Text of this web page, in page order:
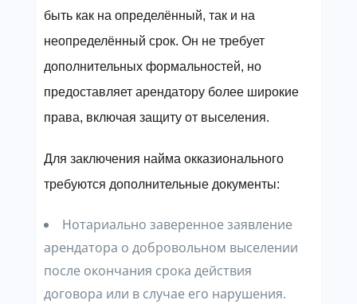
быть как на определённый, так и на
неопределённый срок. Он не требует
дополнительных формальностей, но
предоставляет арендатору более широкие
права, включая защиту от выселения.
Для заключения найма окказионального
требуются дополнительные документы:
Нотариально заверенное заявление
арендатора о добровольном выселении
после окончания срока действия
договора или в случае его нарушения.